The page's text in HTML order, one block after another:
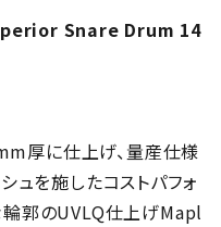
Snare Drum 14
厚に仕上げ、量産仕様
ュを施したコストパフォ
輪郭のUVLQ仕上げMapl